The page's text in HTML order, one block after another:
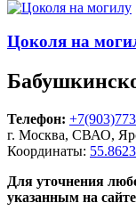
Цоколя на
Телефон:
г. Москва, СВАО,
Координаты:
Для уточнения
указанным на